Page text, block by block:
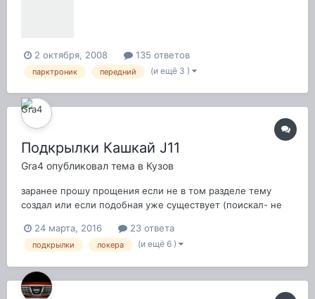
2 октября, 2008 135 ответов
парктроник передний (и ещё 3 )
Подкрылки Кашкай J11
Gra4 опубликовал тема в Кузов
заранее прошу прощения если не в том разделе тему
создал или если подобная уже существует (поискал- не
пластиковые задние подкрылки и сразу возникли
вопросы: - какие лучше брать с шумоизоляцией или без
24 марта, 2016 23 ответа
подкрылки локера (и ещё 6 )